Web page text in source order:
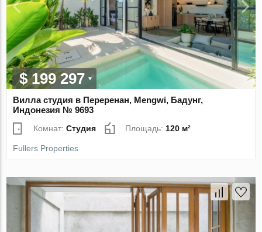
$ 199 297
Вилла студия в Переренан, Mengwi, Бадунг,
Индонезия № 9693
Комнат:Студия Площадь: 120 м²
Fullers Properties